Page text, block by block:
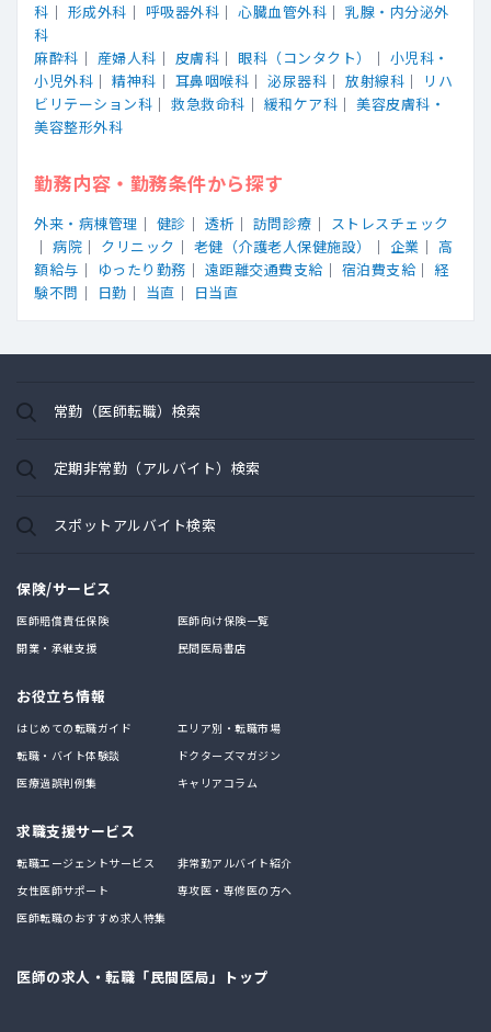
科 ｜ 形成外科 ｜ 呼吸器外科 ｜ 心臓血管外科 ｜ 乳腺・内分泌外
科
麻酔科 ｜ 産婦人科 ｜ 皮膚科 ｜ 眼科（コンタクト） ｜ 小児科・
小児外科 ｜ 精神科 ｜ 耳鼻咽喉科 ｜ 泌尿器科 ｜ 放射線科 ｜
リハ
ビリテーション科 ｜ 救急救命科 ｜ 緩和ケア科 ｜ 美容皮膚科・
美容整形外科
勤務内容・勤務条件から探す
外来・病棟管理 ｜ 健診 ｜ 透析 ｜ 訪問診療 ｜ ストレスチェック
｜ 病院 ｜ クリニック ｜ 老健（介護老人保健施設） ｜ 企業 ｜ 高
額給与 ｜ ゆったり勤務 ｜ 遠距離交通費支給 ｜ 宿泊費支給 ｜ 経
験不問 ｜ 日勤 ｜ 当直 ｜ 日当直
常勤（医師転職）検索
定期非常勤（アルバイト）検索
スポットアルバイト検索
保険/サービス
医師賠償責任保険
医師向け保険一覧
開業・承継支援
民間医局書店
お役立ち情報
はじめての転職ガイド
エリア別・転職市場
転職・バイト体験談
ドクターズマガジン
医療過誤判例集
キャリアコラム
求職支援サービス
転職エージェントサービス
非常勤アルバイト紹介
女性医師サポート
専攻医・専修医の方へ
医師転職のおすすめ求人特集
医師の求人・転職「民間医局」トップ